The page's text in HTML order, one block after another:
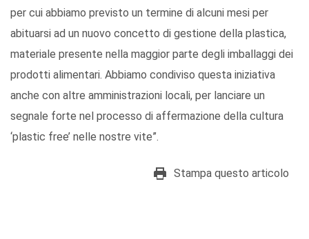
per cui abbiamo previsto un termine di alcuni mesi per
abituarsi ad un nuovo concetto di gestione della plastica,
materiale presente nella maggior parte degli imballaggi dei
prodotti alimentari. Abbiamo condiviso questa iniziativa
anche con altre amministrazioni locali, per lanciare un
segnale forte nel processo di affermazione della cultura
‘plastic free’ nelle nostre vite”.
Stampa questo articolo